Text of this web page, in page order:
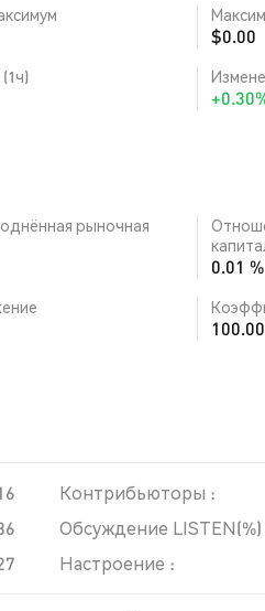
$0.00
рыночная
0.01 %
Контрибьюторы :
Обсуждение LISTEN(%)
Настроение :